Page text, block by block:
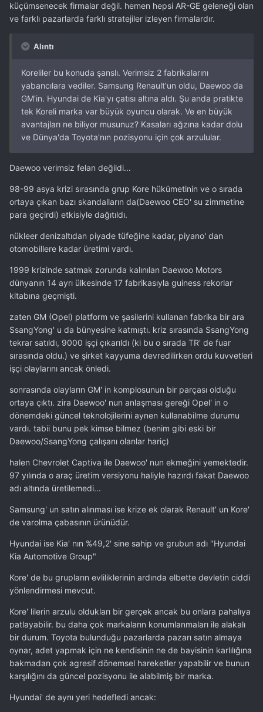
küçümsenecek firmalar değil. hemen hepsi AR-GE geleneği olan
ve farklı pazarlarda farklı stratejiler izleyen firmalardır.
Alıntı
Koreliler bu konuda şanslı. Verimsiz 2 fabrikalarını
yabancılara vediler. Samsung Renault'un oldu, Daewoo da
GM'in. Hyundai de Kia'yı çatısı altına aldı. Şu anda pratikte
tek Koreli marka var büyük oyuncu olarak. Ve en büyük
avantajları ne biliyor musunuz? Kasaları ağzına kadar dolu
ve Dünya'da Toyota'nın pozisyonu için çok arzulular.
Daewoo verimsiz felan değildi...
98-99 asya krizi sırasında grup Kore hükümetinin ve o sırada
ortaya çıkan bazı skandalların da(Daewoo CEO' su zimmetine
para geçirdi) etkisiyle dağıtıldı.
nükleer denizaltıdan piyade tüfeğine kadar, piyano' dan
otomobillere kadar üretimi vardı.
1999 krizinde satmak zorunda kalınılan Daewoo Motors
dünyanın 14 ayrı ülkesinde 17 fabrikasıyla guiness rekorlar
kitabına geçmişti.
zaten GM (Opel) platform ve şasilerini kullanan fabrika bir ara
SsangYong' u da bünyesine katmıştı. kriz sırasında SsangYong
tekrar satıldı, 9000 işçi çıkarıldı (ki bu o sırada TR' de fuar
sırasında oldu.) ve şirket kayyuma devredilirken ordu kuvvetleri
işçi olaylarını ancak önledi.
sonrasında olayların GM' in komplosunun bir parçası olduğu
ortaya çıktı. zira Daewoo' nun anlaşması gereği Opel' in o
dönemdeki güncel teknolojilerini aynen kullanabilme durumu
vardı. tabii bunu pek kimse bilmez (benim gibi eski bir
Daewoo/SsangYong çalışanı olanlar hariç)
halen Chevrolet Captiva ile Daewoo' nun ekmeğini yemektedir.
97 yılında o araç üretim versiyonu haliyle hazırdı fakat Daewoo
adı altında üretilemedi...
Samsung' un satın alınması ise krize ek olarak Renault' un Kore'
de varolma çabasının ürünüdür.
Hyundai ise Kia' nın %49,2' sine sahip ve grubun adı "Hyundai
Kia Automotive Group"
Kore' de bu grupların evliliklerinin ardında elbette devletin ciddi
yönlendirmesi mevcut.
Kore' lilerin arzulu oldukları bir gerçek ancak bu onlara pahalıya
patlayabilir. bu daha çok markaların konumlanmaları ile alakalı
bir durum. Toyota bulunduğu pazarlarda pazarı satın almaya
oynar, adet yapmak için ne kendisinin ne de bayisinin karlılığına
bakmadan çok agresif dönemsel hareketler yapabilir ve bunun
karşılığını da güncel pozisyonu ile alabilmiş bir marka.
Hyundai' de aynı yeri hedefledi ancak: